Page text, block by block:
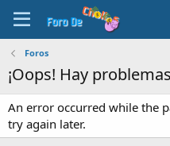
Foros
¡Oops! Hay
An error occurred while the
try again later.